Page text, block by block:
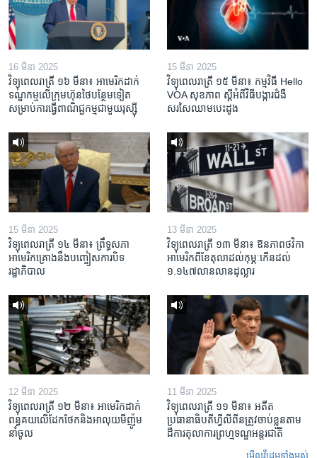
16 មីនា 2025
វិទ្យុពេលរាត្រី ១៦ មីនា៖ អាមេរិក​ដាក់​
ទណ្ឌកម្ម​លើ​ក្រុមហ៊ុន​ថៃ​បន្ថែម​ទៀត​
សម្រាប់​ការ​ធ្វើ​ពាណិជ្ជកម្ម​ជាមួយ​រុស្ស៊ី
15 មីនា 2025
វិទ្យុពេលរាត្រី ១៥ មីនា៖ កម្មវិធី ​Hello
VOA សុខភាព ស្ដី​អំពី​វិធី​បង្ការ​ជំងឺ​
សរសៃ​ឈាម​បេះដូង
15 មីនា 2025
វិទ្យុពេលរាត្រី ១៤ មីនា៖ ព្រឹទ្ធសភា
អាមេរិកគ្រោងនឹងបញ្ចៀសការបិទ
រដ្ឋាភិបាល
13 មីនា 2025
វិទ្យុពេលរាត្រី ១៣ មីនា៖ ឱនភាព​ថវិកា​
អាមេរិក​ពី​ខែ​តុលា​ដល់​កុម្ភៈ​កើន​ដល់​
១.១៤៧​លានលាន​ដុល្លារ
12 មីនា 2025
វិទ្យុពេលរាត្រី ១២ មីនា៖ អាមេរិក​ដាក់​
ពន្ធគយ​លើ​ដែកថែក​និង​អាលុយ​មីញ៉ូម​
នាំចូល
11 មីនា 2025
វិទ្យុពេលរាត្រី ១១ មីនា៖ អតីត​
ប្រធានាធិបតីហ្វីលីពីន​ត្រូវ​ចាប់ខ្លួនតាម
ដីការ​តុលាការ​ព្រហ្មទណ្ឌ​អន្តរជាតិ
មើល​វីដេអូ​ទាំង​អស់